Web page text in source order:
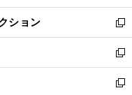
開
く
ウ
で
開
く
ン
ド
ウ
で
開
く
ウ
ィ
ン
ド
ウ
で
ション
新
し
い
ウ
ィ
新
し
い
新